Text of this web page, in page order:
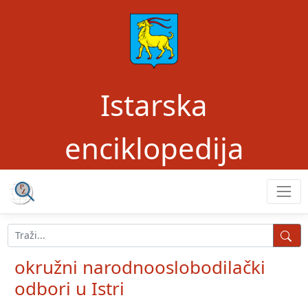
Istarska
enciklopedija
okružni narodnooslobodilački
odbori u Istri